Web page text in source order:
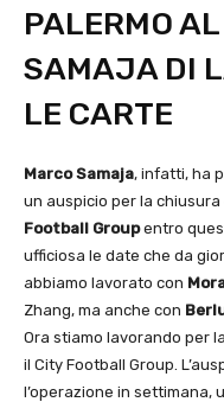
PALERMO
SAMAJA DI
LE CARTE
Marco Samaja, infatti, ha
un auspicio per la chiusura
Football Groupentro
ufficiosa le date che da
abbiamo lavorato con
Zhang, ma anche con
Ora stiamo lavorando per
il City Football Group.
l’operazione in settimana,